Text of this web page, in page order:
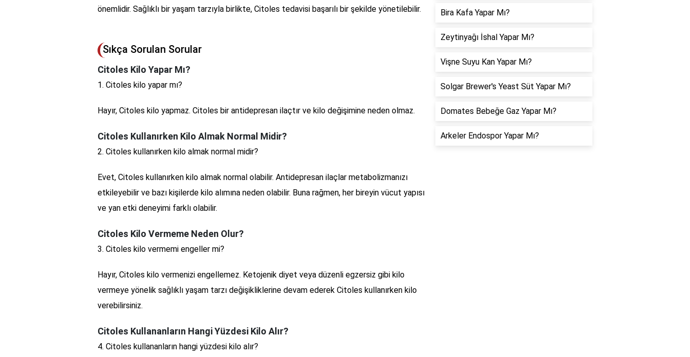
önemlidir. Sağlıklı bir yaşam tarzıyla birlikte, Citoles tedavisi başarılı bir şekilde yönetilebilir.
Sıkça Sorulan Sorular
Citoles Kilo Yapar Mı?
1. Citoles kilo yapar mı?
Hayır, Citoles kilo yapmaz. Citoles bir antidepresan ilaçtır ve kilo değişimine neden olmaz.
Citoles Kullanırken Kilo Almak Normal Midir?
2. Citoles kullanırken kilo almak normal midir?
Evet, Citoles kullanırken kilo almak normal olabilir. Antidepresan ilaçlar metabolizmanızı
etkileyebilir ve bazı kişilerde kilo alımına neden olabilir. Buna rağmen, her bireyin vücut yapısı
ve yan etki deneyimi farklı olabilir.
Citoles Kilo Vermeme Neden Olur?
3. Citoles kilo vermemi engeller mi?
Hayır, Citoles kilo vermenizi engellemez. Ketojenik diyet veya düzenli egzersiz gibi kilo
vermeye yönelik sağlıklı yaşam tarzı değişikliklerine devam ederek Citoles kullanırken kilo
verebilirsiniz.
Citoles Kullananların Hangi Yüzdesi Kilo Alır?
4. Citoles kullananların hangi yüzdesi kilo alır?
Bira Kafa Yapar Mı?
Zeytinyağı İshal Yapar Mı?
Vişne Suyu Kan Yapar Mı?
Solgar Brewer's Yeast Süt Yapar Mı?
Domates Bebeğe Gaz Yapar Mı?
Arkeler Endospor Yapar Mı?